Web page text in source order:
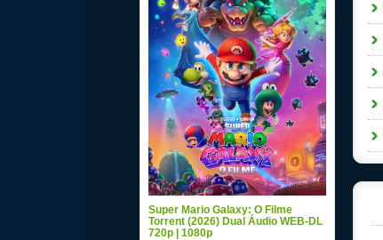
Super Mario Galaxy: O Filme
Torrent (2026) Dual Áudio WEB-DL
720p | 1080p